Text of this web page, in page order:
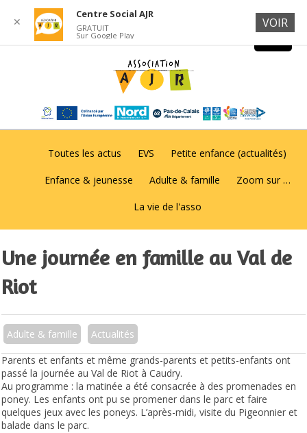
Toutes les actus EVS Petite enfance (actualités)
Enfance & jeunesse Adulte & famille Zoom sur …
La vie de l'asso
Une journée en famille au Val de
Riot
Adulte & famille
Actualités
Parents et enfants et même grands-parents et petits-enfants ont
passé la journée au Val de Riot à Caudry.
Au programme : la matinée a été consacrée à des promenades en
poney. Les enfants ont pu se promener dans le parc et faire
quelques jeux avec les poneys. L’après-midi, visite du Pigeonnier et
balade dans le parc.
✕
Centre Social AJR
GRATUIT
Sur Google Play
VOIR